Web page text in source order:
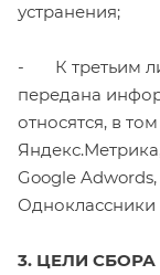
устранения;
- К третьим
передана
относятся, в
Google
Одноклассники
3. ЦЕЛИ